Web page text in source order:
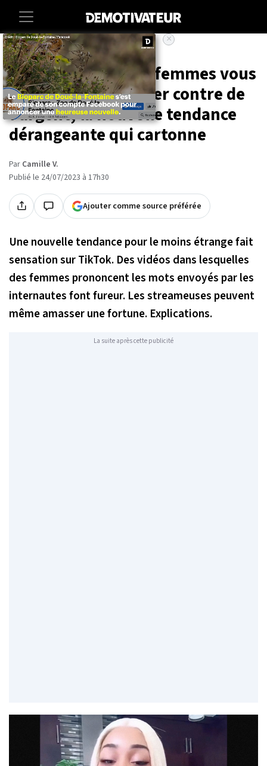
Accueil Insolite
TikTok : ces jeunes femmes vous
laissent les contrôler contre de
l'argent, la nouvelle tendance
dérangeante qui cartonne
Par Camille V.
Publié le 24/07/2023 à 17h30
Ajouter comme source préférée
Une nouvelle tendance pour le moins étrange fait
sensation sur TikTok. Des vidéos dans lesquelles
des femmes prononcent les mots envoyés par les
internautes font fureur. Les streameuses peuvent
même amasser une fortune. Explications.
La suite après cette publicité
×